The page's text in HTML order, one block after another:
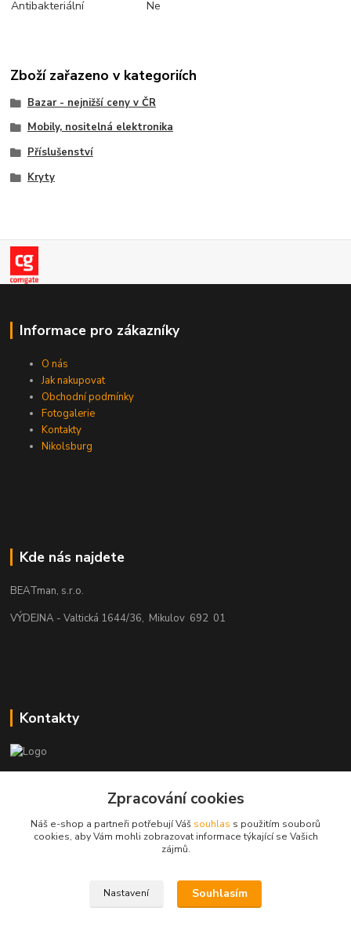
Antibakteriální
Ne
Zboží zařazeno v kategoriích
Bazar - nejnižší ceny v ČR
Mobily, nositelná elektronika
Příslušenství
Kryty
Informace pro zákazníky
O nás
Jak nakupovat
Obchodní podmínky
Fotogalerie
Kontakty
Nikolsburg
Kde nás najdete
BEATman, s.r.o.
VÝDEJNA - Valtická 1644/36, Mikulov 692 01
Kontakty
elektro@beatman.cz
Zpracování cookies
Náš e-shop a partneři potřebují Váš souhlas s použitím souborů
cookies, aby Vám mohli zobrazovat informace týkající se Vašich
zájmů.
Nastavení Souhlasím